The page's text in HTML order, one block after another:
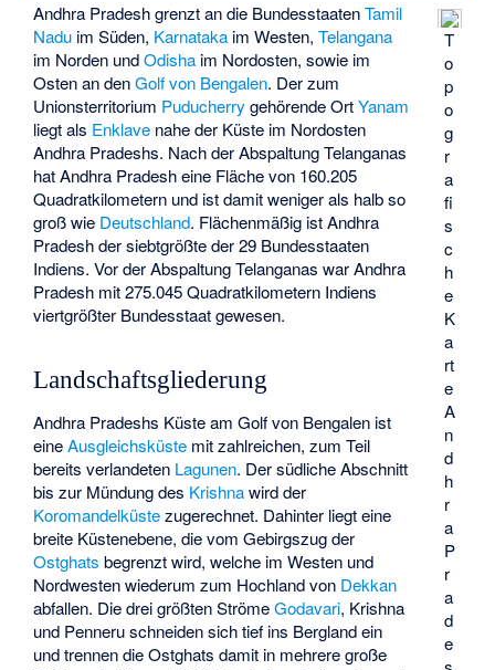
T
o
p
o
g
r
a
fi
s
c
h
e
K
a
rt
e
A
n
d
h
r
a
P
r
a
d
e
Andhra Pradesh grenzt an die BundesstaatenTamil
Nadu im Süden, Karnataka im Westen,Telangana
im Norden undOdisha im Nordosten, sowie im
Osten an denGolf von Bengalen. Der zum
Unionsterritorium Puducherry gehörende OrtYanam
liegt als Enklave nahe der Küste im Nordosten
Andhra Pradeshs. Nach der Abspaltung Telanganas
hat Andhra Pradesh eine Fläche von 160.205
Quadratkilometern und ist damit weniger als halb so
groß wie Deutschland. Flächenmäßig ist Andhra
Pradesh der siebtgrößte der 29 Bundesstaaten
Indiens. Vor der Abspaltung Telanganas war Andhra
Pradesh mit 275.045 Quadratkilometern Indiens
viertgrößter Bundesstaat gewesen.
Landschaftsgliederung
Andhra Pradeshs Küste am Golf von Bengalen ist
eineAusgleichsküste mit zahlreichen, zum Teil
bereits verlandeten Lagunen. Der südliche Abschnitt
bis zur Mündung des Krishnawird der
Koromandelküstezugerechnet. Dahinter liegt eine
breite Küstenebene, die vom Gebirgszug der
Ostghats begrenzt wird, welche im Westen und
Nordwesten wiederum zum Hochland von Dekkan
abfallen. Die drei größten StrömeGodavari, Krishna
und Penneruschneiden sich tief ins Bergland ein
und trennen die Ostghats damit in mehrere große